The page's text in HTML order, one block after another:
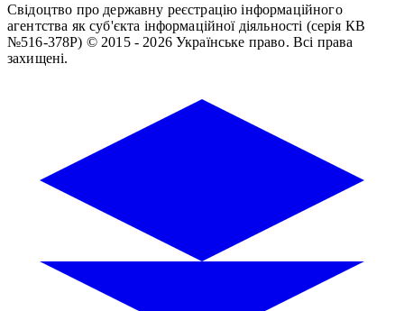
Свідоцтво про державну реєстрацію інформаційного
агентства як суб'єкта інформаційної діяльності (серія КВ
№516-378Р) © 2015 - 2026 Українське право. Всі права
захищені.